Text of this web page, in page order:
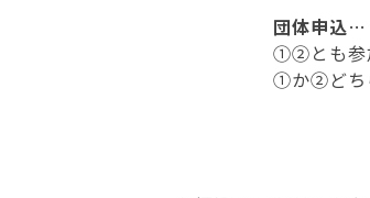
団体申込…
①②とも
①か②どち